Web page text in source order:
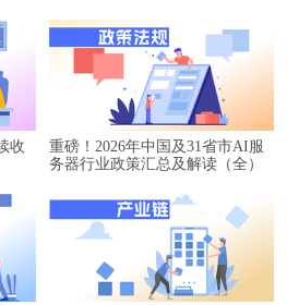
收
重磅！2026年中国及31省市AI服
务器行业政策汇总及解读（全）